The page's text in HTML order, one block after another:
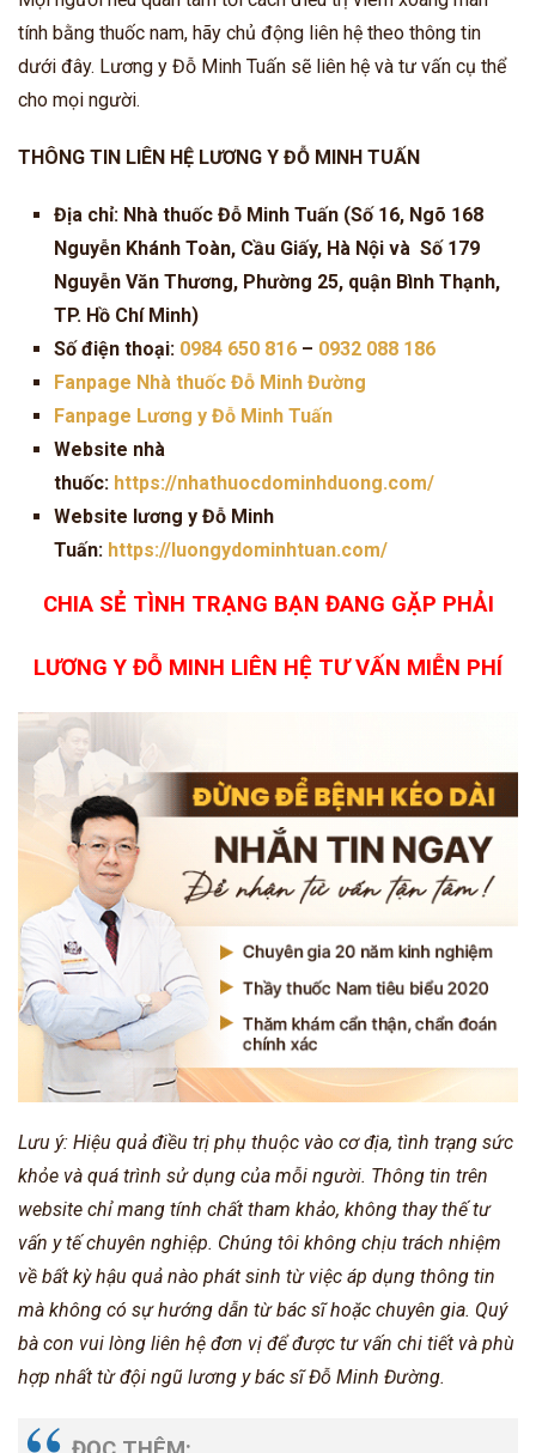
tính bằng thuốc nam, hãy chủ động liên hệ theo thông tin
dưới đây. Lương y Đỗ Minh Tuấn sẽ liên hệ và tư vấn cụ thể
cho mọi người.
THÔNG TIN LIÊN HỆ LƯƠNG Y ĐỖ MINH TUẤN
Địa chỉ: Nhà thuốc Đỗ Minh Tuấn (Số 16, Ngõ 168
Nguyễn Khánh Toàn, Cầu Giấy, Hà Nội và Số 179
Nguyễn Văn Thương, Phường 25, quận Bình Thạnh,
TP. Hồ Chí Minh)
Số điện thoại: 0984 650 816 – 0932 088 186
Fanpage Nhà thuốc Đỗ Minh Đường
Fanpage Lương y Đỗ Minh Tuấn
Website nhà
thuốc: https://nhathuocdominhduong.com/
Website lương y Đỗ Minh
Tuấn: https://luongydominhtuan.com/
CHIA SẺ TÌNH TRẠNG BẠN ĐANG GẶP PHẢI
LƯƠNG Y ĐỖ MINH LIÊN HỆ TƯ VẤN MIỄN PHÍ
Lưu ý: Hiệu quả điều trị phụ thuộc vào cơ địa, tình trạng sức
khỏe và quá trình sử dụng của mỗi người. Thông tin trên
website chỉ mang tính chất tham khảo, không thay thế tư
vấn y tế chuyên nghiệp. Chúng tôi không chịu trách nhiệm
về bất kỳ hậu quả nào phát sinh từ việc áp dụng thông tin
mà không có sự hướng dẫn từ bác sĩ hoặc chuyên gia. Quý
bà con vui lòng liên hệ đơn vị để được tư vấn chi tiết và phù
hợp nhất từ đội ngũ lương y bác sĩ Đỗ Minh Đường.